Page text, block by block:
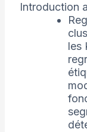
Introduction
les